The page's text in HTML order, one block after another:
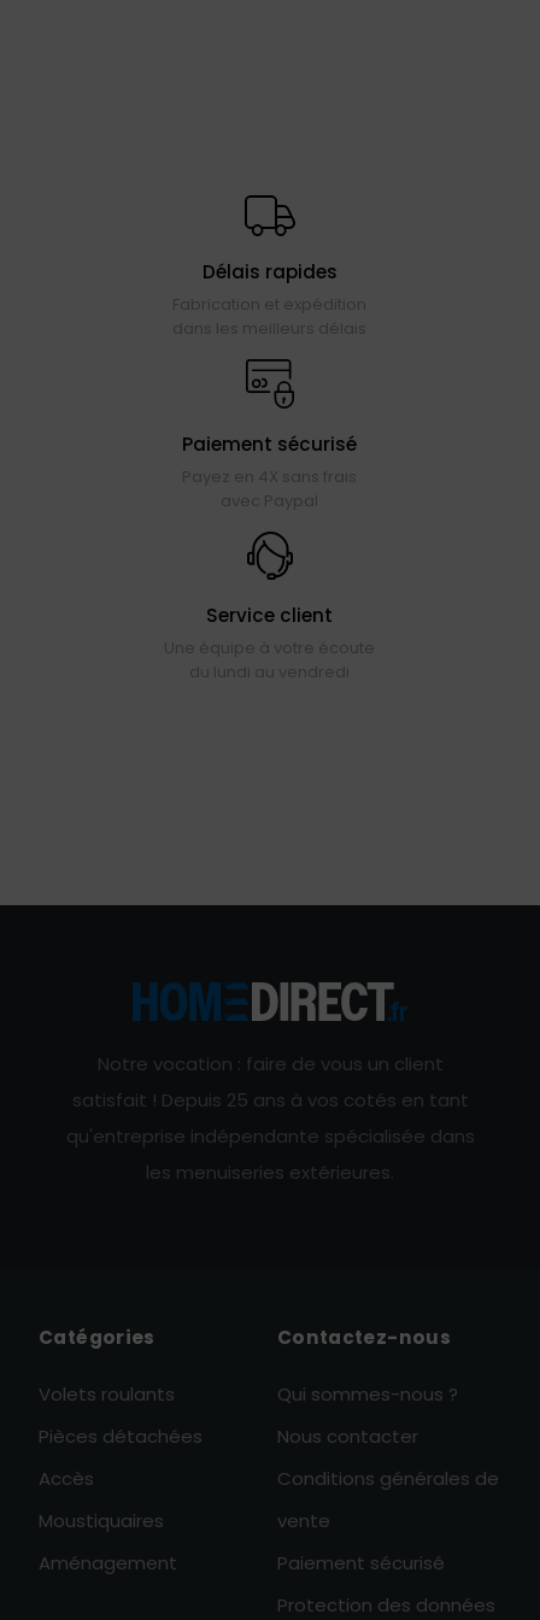
Délais rapides
Fabrication et expédition
dans les meilleurs délais
Paiement sécurisé
Payez en 4X sans frais
avec Paypal
Service client
Une équipe à votre écoute
du lundi au vendredi
Notre vocation : faire de vous un client
satisfait ! Depuis 25 ans à vos cotés en tant
qu'entreprise indépendante spécialisée dans
les menuiseries extérieures.
Catégories
Volets roulants
Pièces détachées
Accès
Moustiquaires
Aménagement
Contactez-nous
Qui sommes-nous ?
Nous contacter
Conditions générales de
vente
Paiement sécurisé
Protection des données